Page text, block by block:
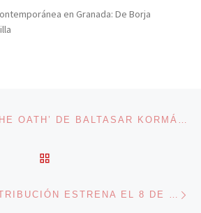
en Granada: De Borja
de entradas EL THRILLER ‘THE OATH’ DE BALTASAR KORMÁKUR COMPETIRÁ POR LA CONCHA DE ORO
#CONUNPACK DISTRIBUCIÓN ESTRENA EL 8 DE SEPTIEMBRE EL DOCUMENTAL ‘LAS LÁGRIMAS DE ÁFRICA’